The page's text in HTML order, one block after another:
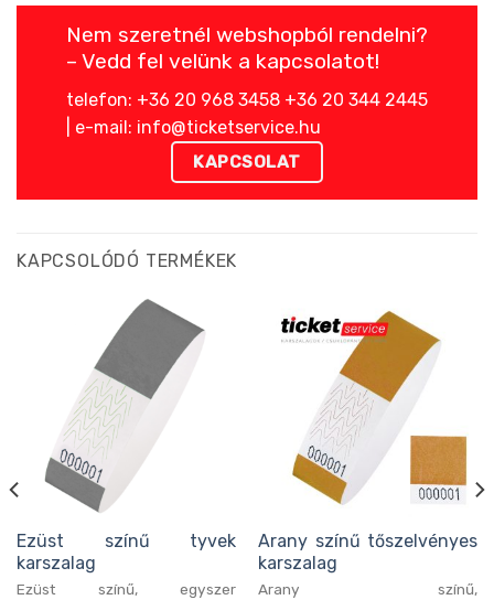
Nem szeretnél webshopból rendelni?
– Vedd fel velünk a kapcsolatot!
telefon: +36 20 968 3458 +36 20 344 2445
| e-mail: info@ticketservice.hu
KAPCSOLAT
KAPCSOLÓDÓ TERMÉKEK
Ezüst színű tyvek
karszalag
Ezüst színű, egyszer
Arany színű tőszelvényes
karszalag
Arany színű,